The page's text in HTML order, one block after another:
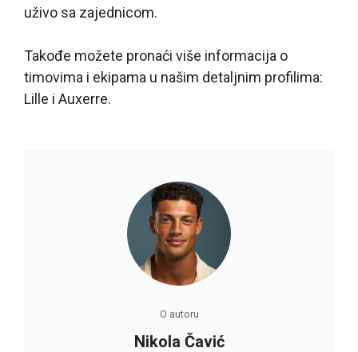
uživo sa zajednicom.
Takođe možete pronaći više informacija o
timovima i ekipama u našim detaljnim profilima:
Lille i Auxerre.
O autoru
Nikola Čavić